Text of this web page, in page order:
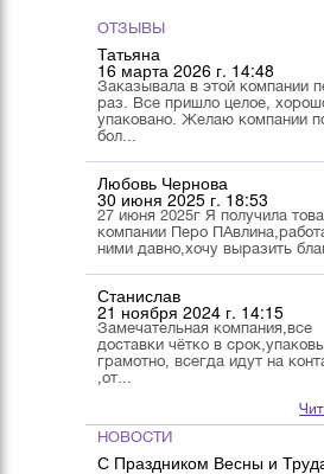
ОТЗЫВЫ
Татьяна
16 марта 2026 г. 14:48
Заказывала в этой компании
раз. Все пришло целое,
упаковано. Желаю компании
бол...
Любовь Чернова
30 июня 2025 г. 18:53
27 июня 2025г Я получила
компании Перо
ними давно,хочу выразить
Станислав
21 ноября 2024 г. 14:15
Замечательная компания,все
доставки чётко в
грамотно, всегда идут на
,от...
НОВОСТИ
С Праздником Весны и